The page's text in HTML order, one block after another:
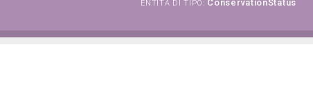
ENTITÀ DI TIPO: ConservationStatus